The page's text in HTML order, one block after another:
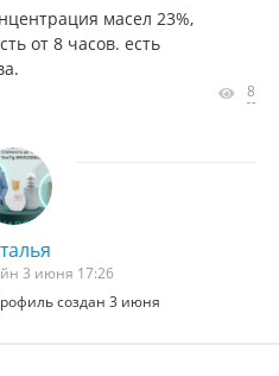
масел 23%,
от 8 часов. есть
8
3 июня 17:26
создан 3 июня